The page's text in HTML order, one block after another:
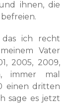
ihnen, die
ich recht
Vater
2005, 2009,
immer mal
einen dritten
sage es jetzt